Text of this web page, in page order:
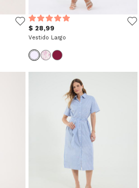
$ 28,99
Vestido Largo